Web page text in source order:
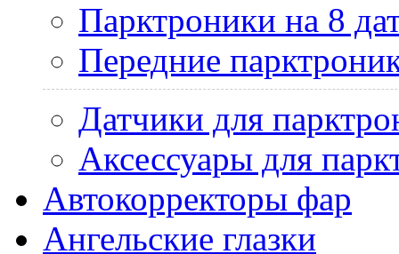
Парктроники на 8
Передние
Датчики для
Аксессуары для
Автокорректоры фар
Ангельские глазки